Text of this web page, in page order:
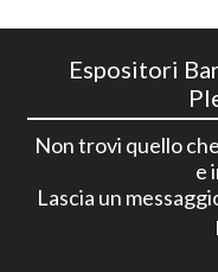
Espositori
Non trovi quello
e
Lascia un